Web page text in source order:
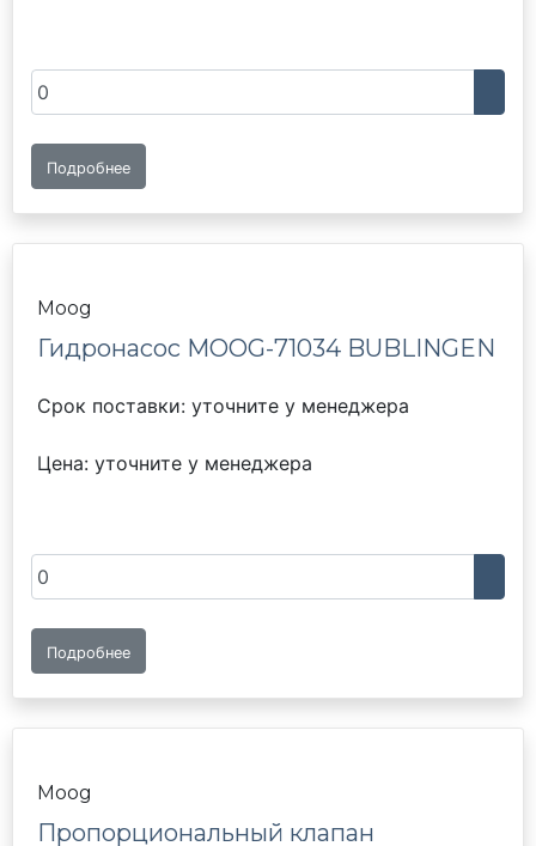
Подробнее
Moog
Гидронасос MOOG-71034 BUBLINGEN
Срок поставки: уточните у менеджера
Цена: уточните у менеджера
Подробнее
Moog
Пропорциональный клапан